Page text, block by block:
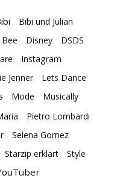
Bibi und Julian
Disney
DSDS
Instagram
Jenner
Lets Dance
Mode
Musically
Pietro Lombardi
Selena Gomez
Starzip erklärt
Style